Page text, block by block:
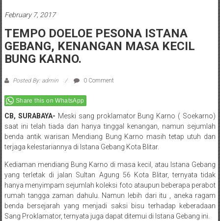
February 7, 2017
TEMPO DOELOE PESONA ISTANA
GEBANG, KENANGAN MASA KECIL
BUNG KARNO.
Posted By: admin 0 Comment
Share this on WhatsApp
CB, SURABAYA- Meski sang proklamator Bung Karno ( Soekarno)
saat ini telah tiada dan hanya tinggal kenangan, namun sejumlah
benda antik warisan Mendiang Bung Karno masih tetap utuh dan
terjaga kelestariannya di Istana Gebang Kota Blitar.
Kediaman mendiang Bung Karno di masa kecil, atau Istana Gebang
yang terletak di jalan Sultan Agung 56 Kota Blitar, ternyata tidak
hanya menyimpam sejumlah koleksi foto ataupun beberapa perabot
rumah tangga zaman dahulu. Namun lebih dari itu , aneka ragam
benda bersejarah yang menjadi saksi bisu terhadap keberadaan
Sang Proklamator, ternyata juga dapat ditemui di Istana Gebang ini.